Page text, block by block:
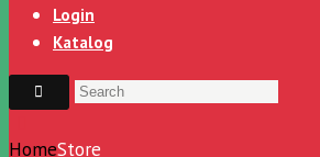
Login
Katalog
HomeStore